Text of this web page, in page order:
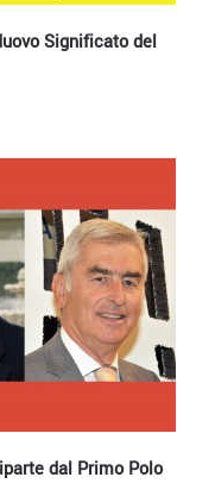
Significato del
dal Primo Polo